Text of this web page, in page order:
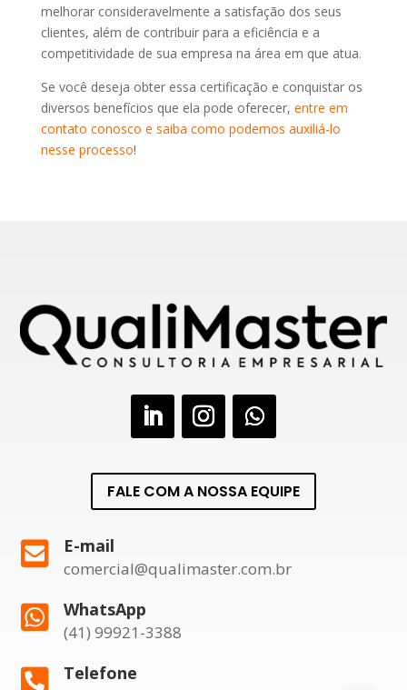
melhorar consideravelmente a satisfação dos seus
clientes, além de contribuir para a eficiência e a
competitividade de sua empresa na área em que atua.
Se você deseja obter essa certificação e conquistar os
diversos benefícios que ela pode oferecer, entre em
contato conosco e saiba como podemos auxiliá-lo
nesse processo!
FALE COM A NOSSA EQUIPE
 E-mail
comercial@qualimaster.com.br
 WhatsApp
(41) 99921-3388
 Telefone